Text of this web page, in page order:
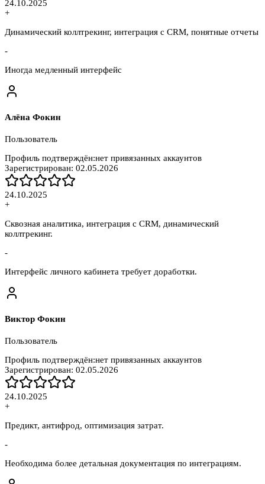
24.10.2025
+
Динамический коллтрекинг, интеграция с CRM, понятные отчеты
-
Иногда медленный интерфейс
Алёна Фокин
Пользователь
Профиль подтверждён:нет привязанных аккаунтов
Зарегистрирован: 02.05.2026
24.10.2025
+
Сквозная аналитика, интеграция с CRM, динамический
коллтрекинг.
-
Интерфейс личного кабинета требует доработки.
Виктор Фокин
Пользователь
Профиль подтверждён:нет привязанных аккаунтов
Зарегистрирован: 02.05.2026
24.10.2025
+
Предикт, антифрод, оптимизация затрат.
-
Необходима более детальная документация по интеграциям.